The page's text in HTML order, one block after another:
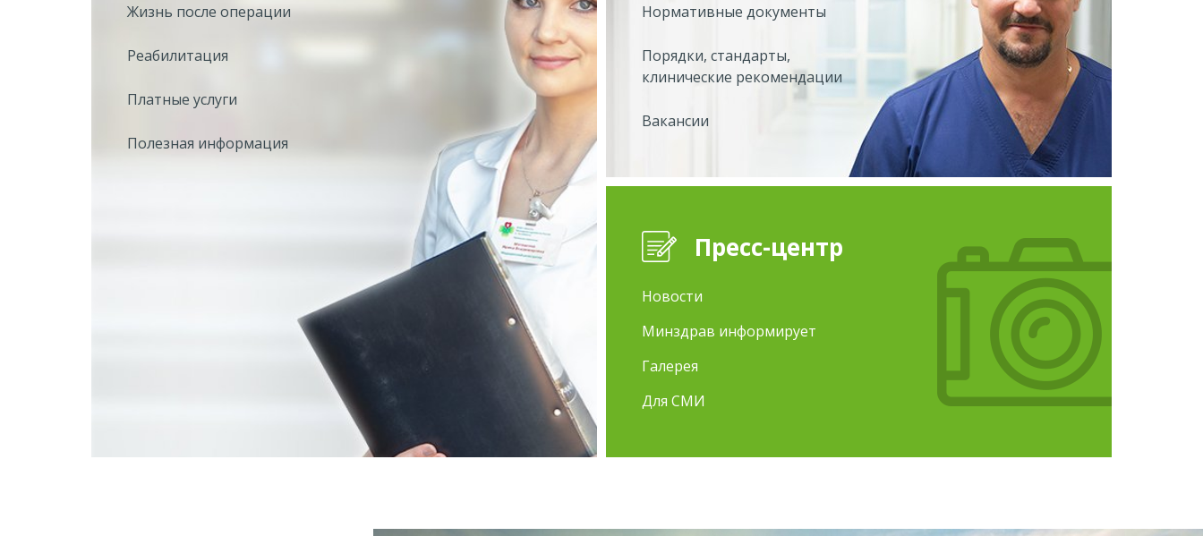
Жизнь после операции
Реабилитация
Платные услуги
Полезная информация
Нормативные документы
Порядки, стандарты,
клинические рекомендации
Вакансии
Пресс-центр
Новости
Минздрав информирует
Галерея
Для СМИ